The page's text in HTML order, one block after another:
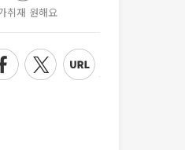
취재 원해요